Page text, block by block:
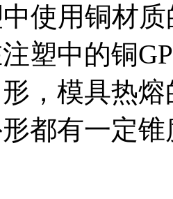
使用铜材质
塑中的铜
，模具热
都有一定